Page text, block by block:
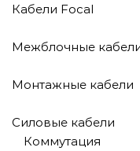
Кабели Focal
Межблочные
Монтажные кабели
Силовые кабели
Коммутация